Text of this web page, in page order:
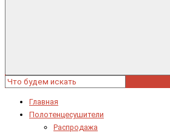
Главная
Полотенцесушители
Распродажа